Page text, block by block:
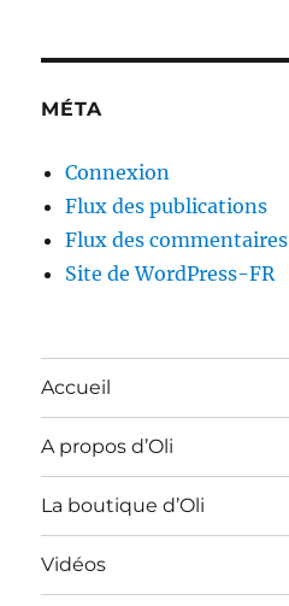
MÉTA
Connexion
Flux des publications
Flux des commentaires
Site de WordPress-FR
Accueil
A propos d’Oli
La boutique d’Oli
Vidéos